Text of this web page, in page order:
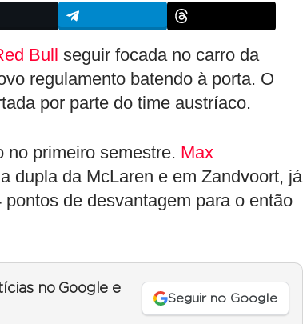
Bull seguir focada no carro da
regulamento batendo à porta. O
por parte do time austríaco.
no primeiro semestre. Max
dupla da McLaren e em Zandvoort, já
de desvantagem para o então
no Google e
Seguir no Google